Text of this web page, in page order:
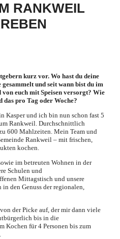
RANKWEIL
kurz vor. Wo hast du deine
und seit wann bist du im
euch mit Speisen versorgt? Wie
das pro Tag oder Woche?
Kasper und ich bin nun schon fast 5
Rankweil. Durchschnittlich
600 Mahlzeiten. Mein Team und
Rankweil – mit frischen,
kochen.
im betreuten Wohnen in der
Schulen und
Mittagstisch und unsere
den Genuss der regionalen,
der Picke auf, der mir dann viele
bis in die
Kochen für 4 Personen bis zum